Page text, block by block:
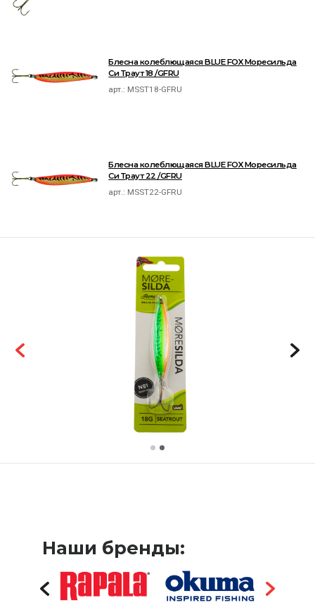
Блесна колеблющаяся BLUE FOX Моресильда
Си Траут 18 /GFRU
арт.: MSST18-GFRU
Блесна колеблющаяся BLUE FOX Моресильда
Си Траут 22 /GFRU
арт.: MSST22-GFRU
Наши бренды: